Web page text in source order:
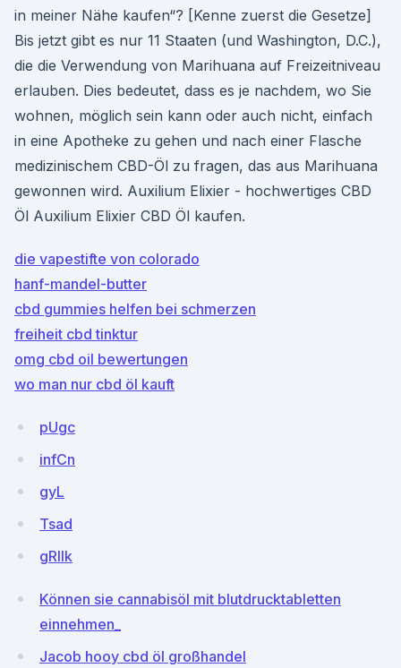
in meiner Nähe kaufen“? [Kenne zuerst die Gesetze]
Bis jetzt gibt es nur 11 Staaten (und Washington, D.C.),
die die Verwendung von Marihuana auf Freizeitniveau
erlauben. Dies bedeutet, dass es je nachdem, wo Sie
wohnen, möglich sein kann oder auch nicht, einfach
in eine Apotheke zu gehen und nach einer Flasche
medizinischem CBD-Öl zu fragen, das aus Marihuana
gewonnen wird. Auxilium Elixier - hochwertiges CBD
Öl Auxilium Elixier CBD Öl kaufen.
die vapestifte von colorado
hanf-mandel-butter
cbd gummies helfen bei schmerzen
freiheit cbd tinktur
omg cbd oil bewertungen
wo man nur cbd öl kauft
pUgc
infCn
gyL
Tsad
gRlIk
Können sie cannabisöl mit blutdrucktabletten
einnehmen_
Jacob hooy cbd öl großhandel